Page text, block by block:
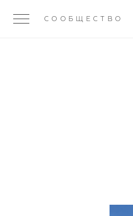
СООБЩЕСТВО